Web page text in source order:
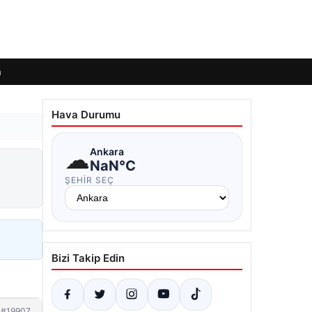
Hava Durumu
☁Ankara
NaN°C
ŞEHIR SEÇ
Bizi Takip Edin